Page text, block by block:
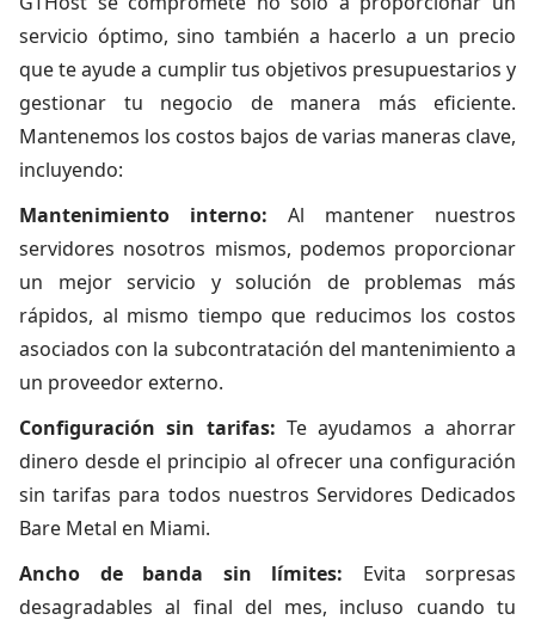
servicio óptimo, sino también a hacerlo a un precio
que te ayude a cumplir tus objetivos presupuestarios y
gestionar tu negocio de manera más eficiente.
Mantenemos los costos bajos de varias maneras clave,
incluyendo:
Mantenimiento interno: Al mantener nuestros
servidores nosotros mismos, podemos proporcionar
un mejor servicio y solución de problemas más
rápidos, al mismo tiempo que reducimos los costos
asociados con la subcontratación del mantenimiento a
un proveedor externo.
Configuración sin tarifas: Te ayudamos a ahorrar
dinero desde el principio al ofrecer una configuración
sin tarifas para todos nuestros Servidores Dedicados
Bare Metal en Miami.
Ancho de banda sin límites: Evita sorpresas
desagradables al final del mes, incluso cuando tu